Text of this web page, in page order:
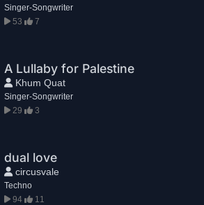
Singer-Songwriter
53
7
A Lullaby for Palestine
Khum Quat
Singer-Songwriter
29
3
dual love
circusvale
Techno
94
11